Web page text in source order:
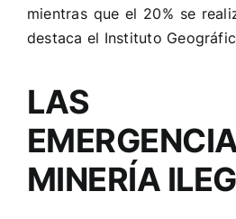
mientras que el 20% se
destaca el Instituto
LAS
MINERÍA